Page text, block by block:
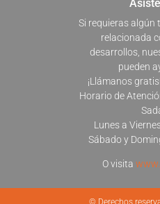
Si requieras algún
relacionada
desarrollos,
pueden
¡Llámanos
Horario de
Lunes a
Sábado y
O visita
© Derechos